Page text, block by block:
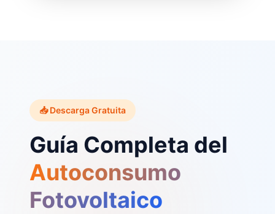
📥 Descarga Gratuita
Guía Completa del
Autoconsumo
Fotovoltaico